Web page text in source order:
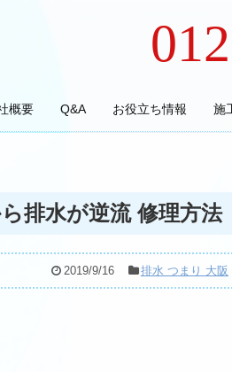
概要 Q&A お役立ち情報 施
排水が逆流 修理方法
2019/9/16 排水 つまり 大阪